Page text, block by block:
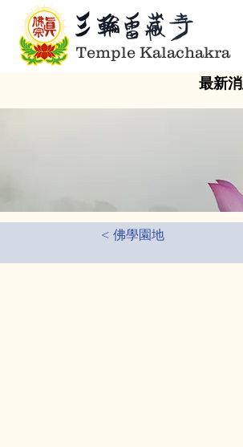
Temple Kalachakra
最新
< 佛學園地